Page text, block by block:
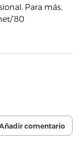
Para más,
’80
comentario